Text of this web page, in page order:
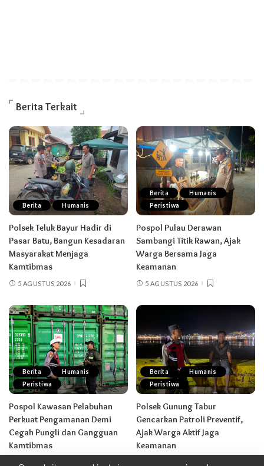
Berita Terkait
Berita Humanis
Polsek Teluk Bayur Hadir di
Pasar Batu, Bangun Kesadaran
Masyarakat Menjaga
Kamtibmas
5 AGUSTUS 2026
Berita
Humanis
Peristiwa
Pospol Pulau Derawan
Sambangi Titik Rawan, Ajak
Warga Bersama Jaga
Keamanan
5 AGUSTUS 2026
Berita
Humanis
Peristiwa
Pospol Kawasan Pelabuhan
Perkuat Pengamanan Demi
Cegah Pungli dan Gangguan
Kamtibmas
Berita
Humanis
Peristiwa
Polsek Gunung Tabur
Gencarkan Patroli Preventif,
Ajak Warga Aktif Jaga
Keamanan